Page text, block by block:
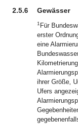
2.5.6 Gewässer
1 Für
erster
eine
ihrer Größe,
Ufers